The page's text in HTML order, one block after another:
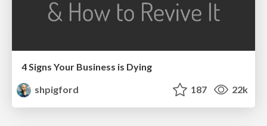
4 Signs Your Business is Dying
shpigford
187 22k